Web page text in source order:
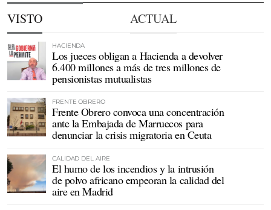
VISTO ACTUAL
HACIENDA
Los jueces obligan a Hacienda a devolver
6.400 millones a más de tres millones de
pensionistas mutualistas
FRENTE OBRERO
Frente Obrero convoca una concentración
ante la Embajada de Marruecos para
denunciar la crisis migratoria en Ceuta
CALIDAD DEL AIRE
El humo de los incendios y la intrusión
de polvo africano empeoran la calidad del
aire en Madrid